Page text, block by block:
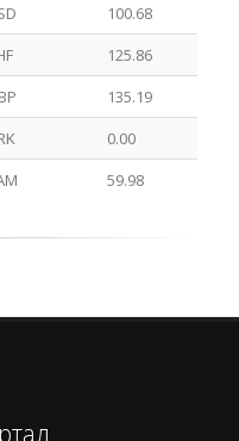
100.68
125.86
135.19
0.00
59.98